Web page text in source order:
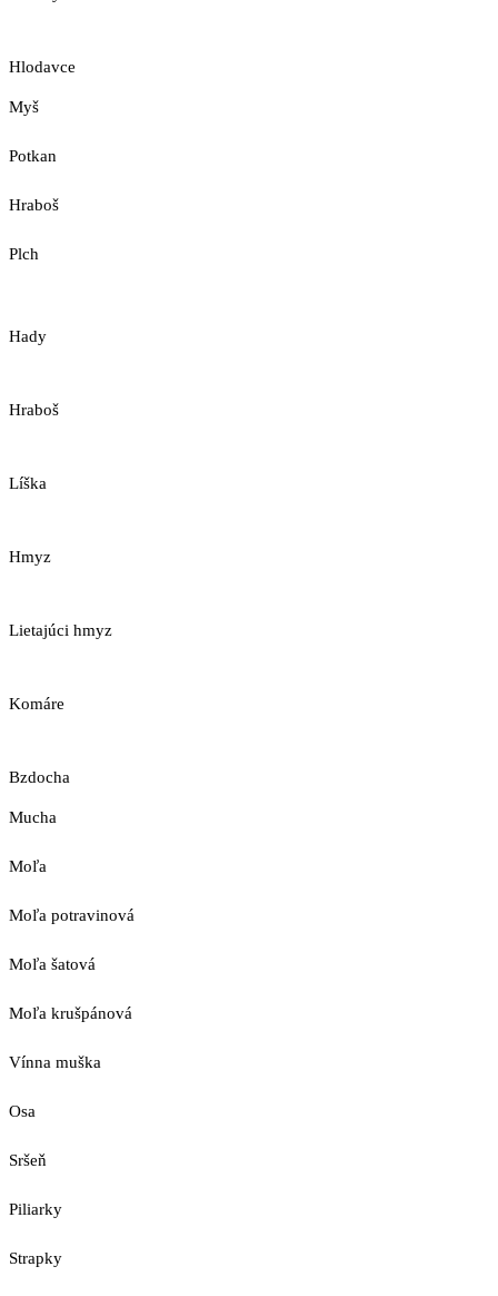
Hlodavce
Myš
Potkan
Hraboš
Plch
Hady
Hraboš
Líška
Hmyz
Lietajúci hmyz
Komáre
Bzdocha
Mucha
Moľa
Moľa potravinová
Moľa šatová
Moľa krušpánová
Vínna muška
Osa
Sršeň
Piliarky
Strapky